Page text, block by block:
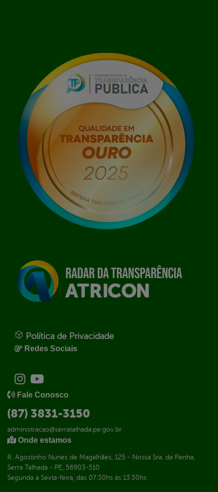
Política de Privacidade
Redes Sociais
Fale Conosco
(87) 3831-3150
administracao@serratalhada.pe.gov.br
Onde estamos
R. Agostinho Nunes de Magalhães, 125 - Nossa Sra. da Penha,
Serra Talhada - PE, 56903-510
Segunda à Sexta-feira, das 07:30hs às 13:30hs